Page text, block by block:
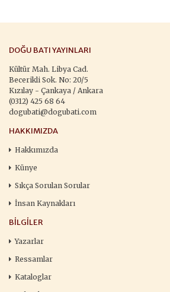
DOĞU BATI YAYINLARI
Kültür Mah. Libya Cad.
Becerikli Sok. No: 20/5
Kızılay - Çankaya / Ankara
(0312) 425 68 64
dogubati@dogubati.com
HAKKIMIZDA
Hakkımızda
Künye
Sıkça Sorulan Sorular
İnsan Kaynakları
BILGILER
Yazarlar
Ressamlar
Kataloglar